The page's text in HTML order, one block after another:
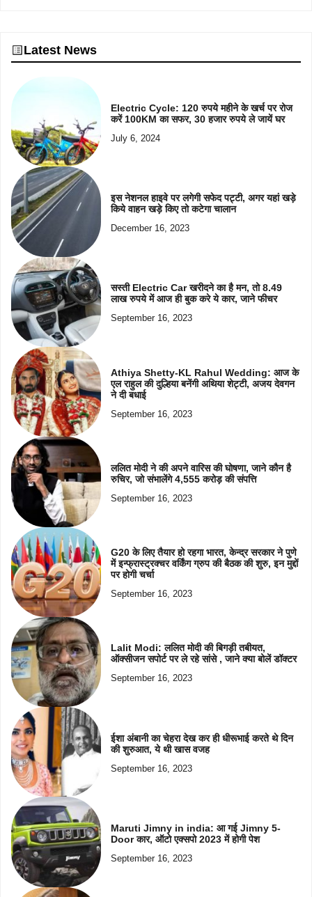
Latest News
Electric Cycle: 120 रुपये महीने के खर्च पर रोज
करें 100KM का सफर, 30 हजार रुपये ले जायें घर
July 6, 2024
इस नेशनल हाइवे पर लगेगी सफेद पट्टी, अगर यहां खड़े
किये वाहन खड़े किए तो कटेगा चालान
December 16, 2023
सस्ती Electric Car खरीदने का है मन, तो 8.49
लाख रुपये में आज ही बुक करे ये कार, जाने फीचर
September 16, 2023
Athiya Shetty-KL Rahul Wedding: आज के
एल राहुल की दुल्हिया बनेंगी अथिया शेट्टी, अजय देवगन
ने दी बधाई
September 16, 2023
ललित मोदी ने की अपने वारिस की घोषणा, जाने कौन है
रुचिर, जो संभालेंगे 4,555 करोड़ की संपत्ति
September 16, 2023
G20 के लिए तैयार हो रहगा भारत, केन्द्र सरकार ने पुणे
में इन्फ्रास्ट्रक्चर वर्किंग ग्रुप की बैठक की शुरु, इन मुद्दों
पर होगी चर्चा
September 16, 2023
Lalit Modi: ललित मोदी की बिगड़ी तबीयत,
ऑक्सीजन सपोर्ट पर ले रहे सांसे , जाने क्या बोलें डॉक्टर
September 16, 2023
ईशा अंबानी का चेहरा देख कर ही धीरूभाई करते थे दिन
की शुरुआत, ये थी खास वजह
September 16, 2023
Maruti Jimny in india: आ गई Jimny 5-
Door कार, ऑटो एक्सपो 2023 में होगी पेश
September 16, 2023